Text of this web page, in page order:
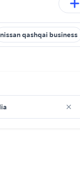
nissan qashqai business